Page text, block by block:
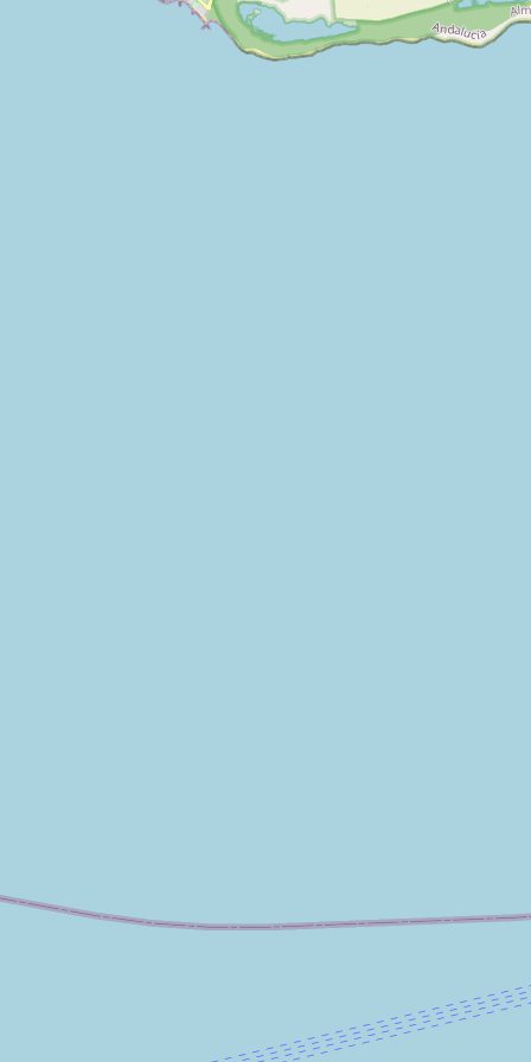
Oficina 3.3, 04721, Vícar (Almería)
Teléfono:642 30 30 30